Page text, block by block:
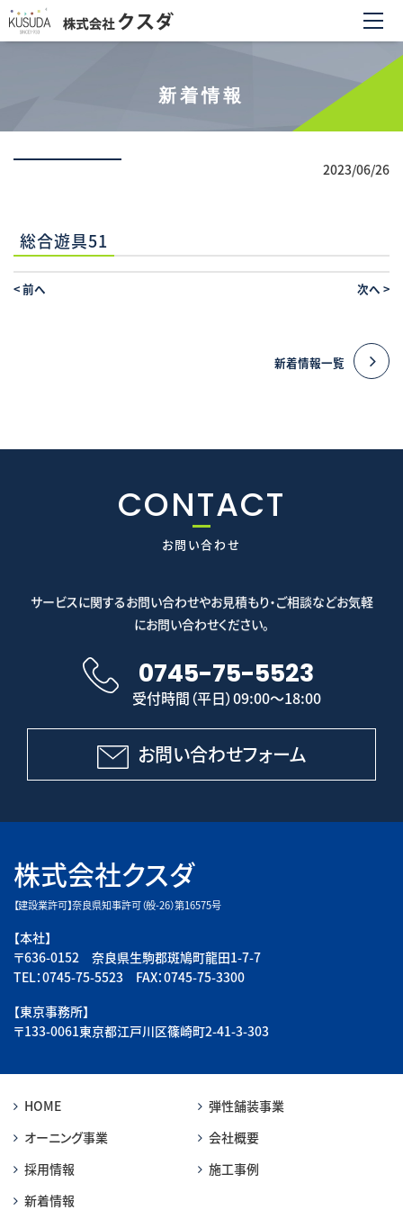
新着情報
2023/06/26
総合遊具51
<前へ 次へ >
新着情報一覧
CONTACT
お問い合わせ
サービスに関するお問い合わせやお見積もり・ご相談などお気軽
にお問い合わせください。
0745-75-5523
受付時間（平日）09:00～18:00
お問い合わせフォーム
株式会社クスダ
【建設業許可】奈良県知事許可（般-26）第16575号
【本社】
〒636-0152 奈良県生駒郡斑鳩町龍田1-7-7
TEL：0745-75-5523 FAX：0745-75-3300
【東京事務所】
〒133-0061東京都江戸川区篠崎町2-41-3-303
HOME
弾性舗装事業
オーニング事業
会社概要
採用情報
施工事例
新着情報